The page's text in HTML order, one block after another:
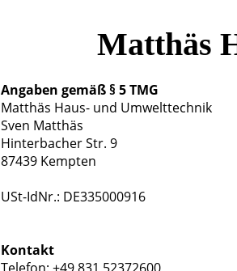
Matthäs
Angaben gemäß § 5 TMG
Matthäs Haus- und Umwelttechnik
Sven Matthäs
Hinterbacher Str. 9
87439 Kempten
USt-IdNr.: DE335000916
Kontakt